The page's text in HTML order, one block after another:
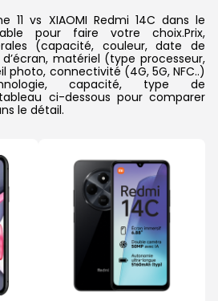
11 vs XIAOMI Redmi 14C dans le
pour faire votre choix.Prix,
(capacité, couleur, date de
matériel (type processeur,
photo, connectivité (4G, 5G, NFC..)
capacité, type de
ci-dessous pour comparer
le détail.